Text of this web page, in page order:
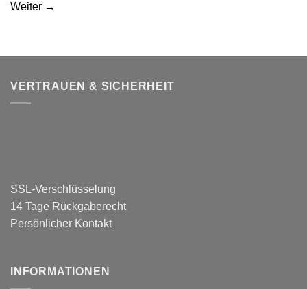
Weiter →
VERTRAUEN & SICHERHEIT
SSL-Verschlüsselung
14 Tage Rückgaberecht
Persönlicher Kontakt
INFORMATIONEN